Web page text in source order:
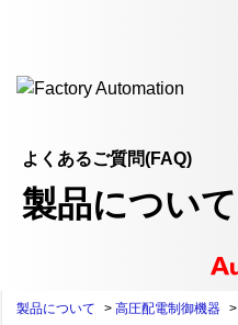
よくあるご質問(FAQ)
製品について
製品について > 高圧配電制御機器 >